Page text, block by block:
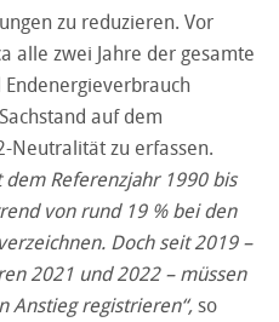
zu reduzieren. Vor
alle zwei Jahre der gesamte
auf dem
Neutralität zu erfassen.
Referenzjahr 1990 bis
von rund 19 % bei den
Doch seit 2019 –
2021 und 2022 – müssen
Anstieg registrieren“,so